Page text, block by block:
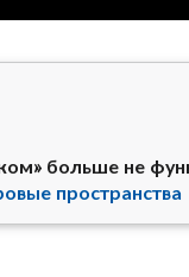
больше не
пространства